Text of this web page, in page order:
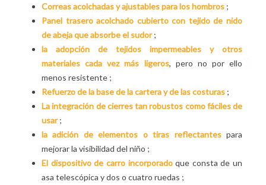
Correas acolchadas y ajustables para los hombros ;
Panel trasero acolchado cubierto con tejido de nido
de abeja que absorbe el sudor ;
la adopción de tejidos impermeables y otros
materiales cada vez más ligeros, pero no por ello
menos resistente ;
Refuerzo de la base de la cartera y de las costuras ;
La integración de cierres tan robustos como fáciles de
usar ;
la adición de elementos o tiras reflectantespara
mejorar la visibilidad del niño ;
El dispositivo de carro incorporadoque consta de un
asa telescópica y dos o cuatro ruedas ;